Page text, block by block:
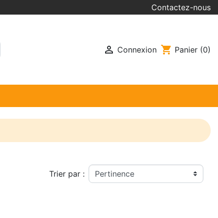
Contactez-nous
 Connexion shopping_cart Panier (0)
Trier par :